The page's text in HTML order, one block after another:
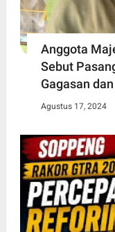
Anggota
Sebut
Gagasan
Agustus 17, 2024